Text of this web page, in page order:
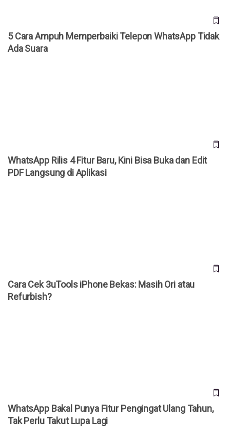
5 Cara Ampuh Memperbaiki Telepon WhatsApp Tidak
Ada Suara
WhatsApp Rilis 4 Fitur Baru, Kini Bisa Buka dan Edit
PDF Langsung di Aplikasi
Cara Cek 3uTools iPhone Bekas: Masih Ori atau
Refurbish?
WhatsApp Bakal Punya Fitur Pengingat Ulang Tahun,
Tak Perlu Takut Lupa Lagi